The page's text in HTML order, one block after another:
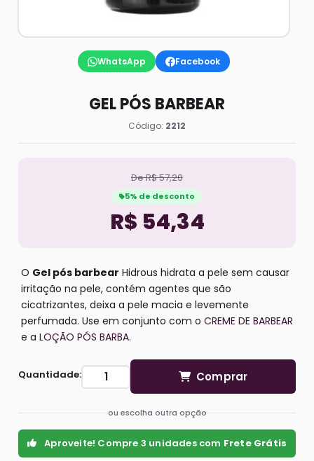
WhatsApp Facebook
GEL PÓS BARBEAR
Código: 2212
De R$ 57,20
5% de desconto
R$ 54,34
O Gel pós barbear Hidrous hidrata a pele sem causar
irritação na pele, contém agentes que são
cicatrizantes, deixa a pele macia e levemente
perfumada. Use em conjunto com o CREME DE BARBEAR
e a LOÇÃO PÓS BARBA.
Quantidade: Comprar
ou escolha outra opção
Aproveite! Compre 3 unidades com Frete Grátis